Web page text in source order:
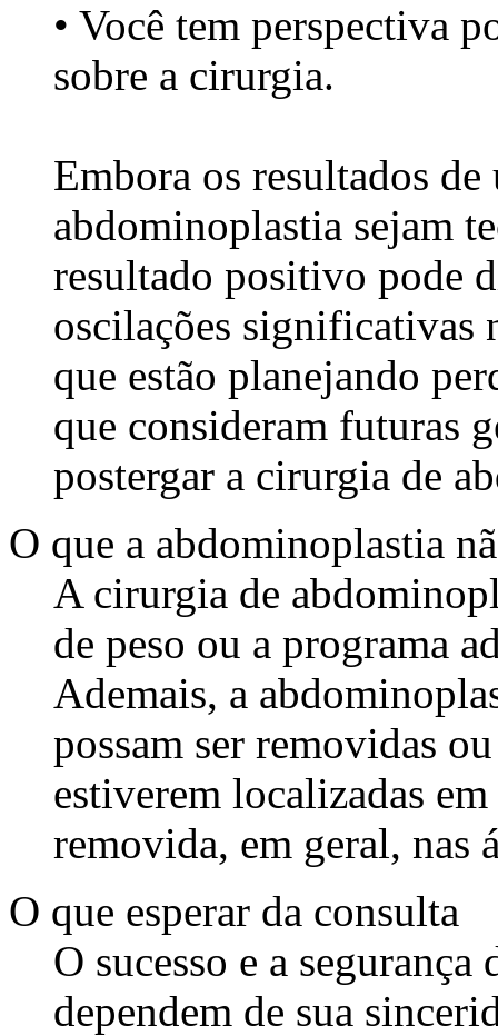
• Você tem perspectiva
sobre a cirurgia.
Embora os resultados
abdominoplastia sejam
resultado positivo pode
oscilações significativas
que estão planejando
que consideram futuras
postergar a cirurgia de
O que a abdominoplastia
A cirurgia de
de peso ou a programa
Ademais, a
possam ser removidas
estiverem localizadas
removida, em geral, nas
O que esperar da consulta
O sucesso e a
dependem de sua